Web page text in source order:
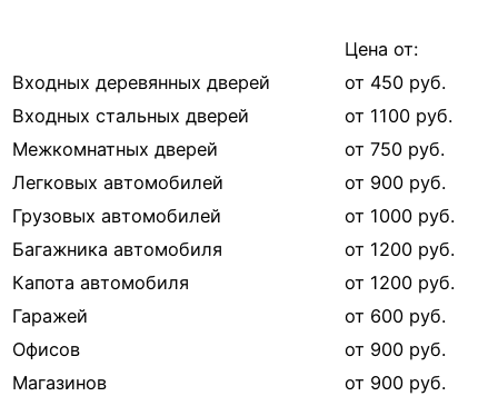
Цена от:
Входных деревянных дверей
от 450 руб.
Входных стальных дверей
от 1100 руб.
Межкомнатных дверей
от 750 руб.
Легковых автомобилей
от 900 руб.
Грузовых автомобилей
от 1000 руб.
Багажника автомобиля
от 1200 руб.
Капота автомобиля
от 1200 руб.
Гаражей
от 600 руб.
Офисов
от 900 руб.
Магазинов
от 900 руб.